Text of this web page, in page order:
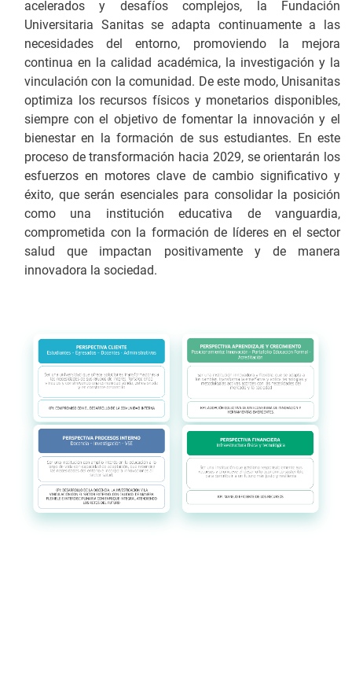
acelerados y desafíos complejos, la Fundación
Universitaria Sanitas se adapta continuamente a las
necesidades del entorno, promoviendo la mejora
continua en la calidad académica, la investigación y la
vinculación con la comunidad. De este modo, Unisanitas
optimiza los recursos físicos y monetarios disponibles,
siempre con el objetivo de fomentar la innovación y el
bienestar en la formación de sus estudiantes. En este
proceso de transformación hacia 2029, se orientarán los
esfuerzos en motores clave de cambio significativo y
éxito, que serán esenciales para consolidar la posición
como una institución educativa de vanguardia,
comprometida con la formación de líderes en el sector
salud que impactan positivamente y de manera
innovadora la sociedad.